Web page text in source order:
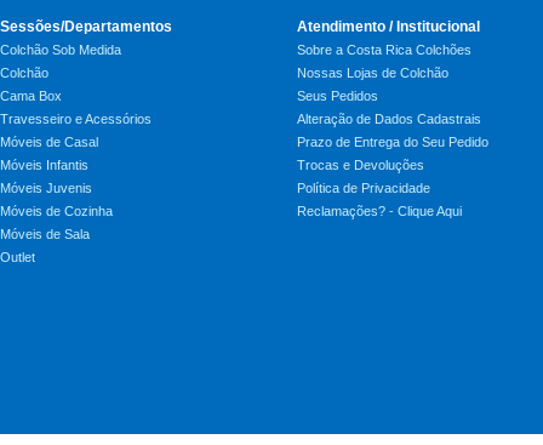
Sessões/Departamentos
Colchão Sob Medida
Colchão
Cama Box
Travesseiro e Acessórios
Móveis de Casal
Móveis Infantis
Móveis Juvenis
Móveis de Cozinha
Móveis de Sala
Outlet
Atendimento / Institucional
Sobre a Costa Rica Colchões
Nossas Lojas de Colchão
Seus Pedidos
Alteração de Dados Cadastrais
Prazo de Entrega do Seu Pedido
Trocas e Devoluções
Política de Privacidade
Reclamações? - Clique Aqui